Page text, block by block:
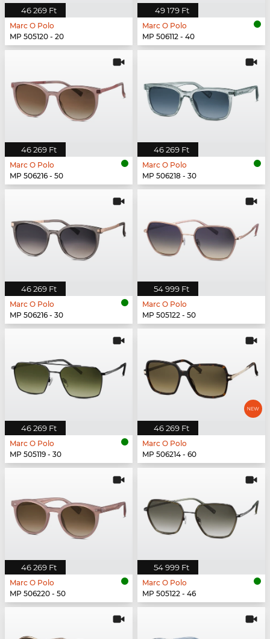
46 269 Ft
Marc O Polo
MP 505120 - 20
49 179 Ft
Marc O Polo
MP 506112 - 40
46 269 Ft
Marc O Polo
MP 506216 - 50
46 269 Ft
Marc O Polo
MP 506218 - 30
46 269 Ft
Marc O Polo
MP 506216 - 30
54 999 Ft
Marc O Polo
MP 505122 - 50
46 269 Ft
Marc O Polo
MP 505119 - 30
46 269 Ft
Marc O Polo
MP 506214 - 60
46 269 Ft
Marc O Polo
MP 506220 - 50
54 999 Ft
Marc O Polo
MP 505122 - 46